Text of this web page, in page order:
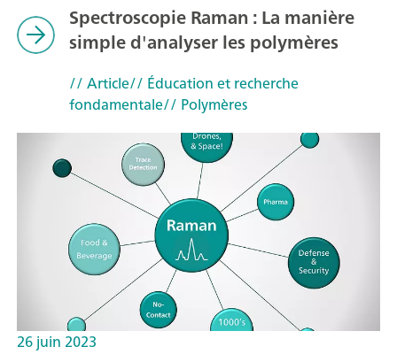
Spectroscopie Raman : La manière
simple d'analyser les polymères
// Article// Éducation et recherche
fondamentale// Polymères
26 juin 2023